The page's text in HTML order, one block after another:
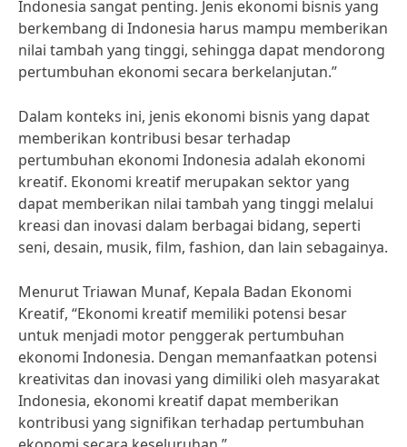
Indonesia sangat penting. Jenis ekonomi bisnis yang
berkembang di Indonesia harus mampu memberikan
nilai tambah yang tinggi, sehingga dapat mendorong
pertumbuhan ekonomi secara berkelanjutan.”
Dalam konteks ini, jenis ekonomi bisnis yang dapat
memberikan kontribusi besar terhadap
pertumbuhan ekonomi Indonesia adalah ekonomi
kreatif. Ekonomi kreatif merupakan sektor yang
dapat memberikan nilai tambah yang tinggi melalui
kreasi dan inovasi dalam berbagai bidang, seperti
seni, desain, musik, film, fashion, dan lain sebagainya.
Menurut Triawan Munaf, Kepala Badan Ekonomi
Kreatif, “Ekonomi kreatif memiliki potensi besar
untuk menjadi motor penggerak pertumbuhan
ekonomi Indonesia. Dengan memanfaatkan potensi
kreativitas dan inovasi yang dimiliki oleh masyarakat
Indonesia, ekonomi kreatif dapat memberikan
kontribusi yang signifikan terhadap pertumbuhan